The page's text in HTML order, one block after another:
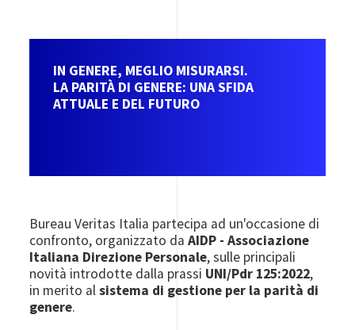
IN GENERE, MEGLIO MISURARSI.
LA PARITÀ DI GENERE: UNA SFIDA
ATTUALE E DEL FUTURO
Bureau Veritas Italia partecipa ad un'occasione di
confronto, organizzato daAIDP - Associazione
Italiana Direzione Personale, sulle principali
novità introdotte dalla prassi UNI/Pdr 125:2022,
in merito alsistema di gestione per la parità di
genere.